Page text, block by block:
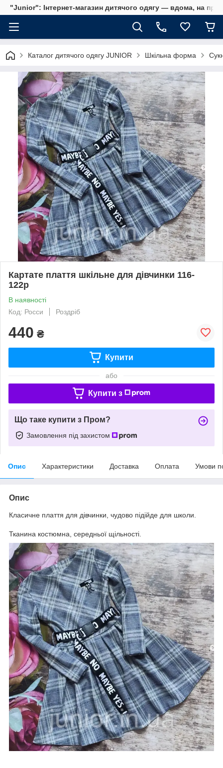
"Junior": Інтернет-магазин дитячого одягу — вдома, на
Каталог дитячого одягу JUNIOR Шкільна форма
Картате плаття шкільне для дівчинки 116-
122р
В наявності
Код: Росси
Роздріб
440 ₴
Купити
або
Купити з
Що таке купити з Пром?
Замовлення під захистом
Опис Характеристики Доставка Оплата Умови
Опис
Класичне плаття для дівчинки, чудово підійде для школи.
Тканина костюмна, середньої щільності.